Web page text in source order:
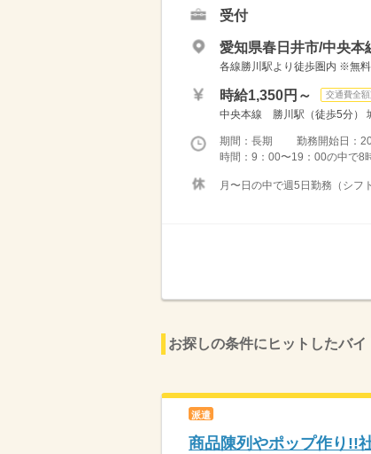
受付
愛知県春日井市/中央本
各線勝川駅より徒歩圏内 ※無料
時給1,350円～ 交通費全
中央本線 勝川駅（徒歩5分）
期間：長期 勤務開始日：
時間：9：00〜19：00の中で8
月〜日の中で週5日勤務（シ
お探しの条件にヒットしたバ
派遣
商品陳列やポップ作り!!